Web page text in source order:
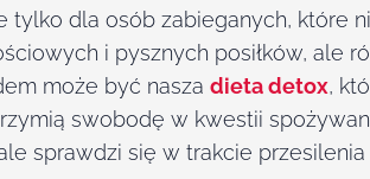
tylko dla osób zabieganych, które
i pysznych posiłków, ale
może być nasza dieta detox,
swobodę w kwestii
sprawdzi się w trakcie